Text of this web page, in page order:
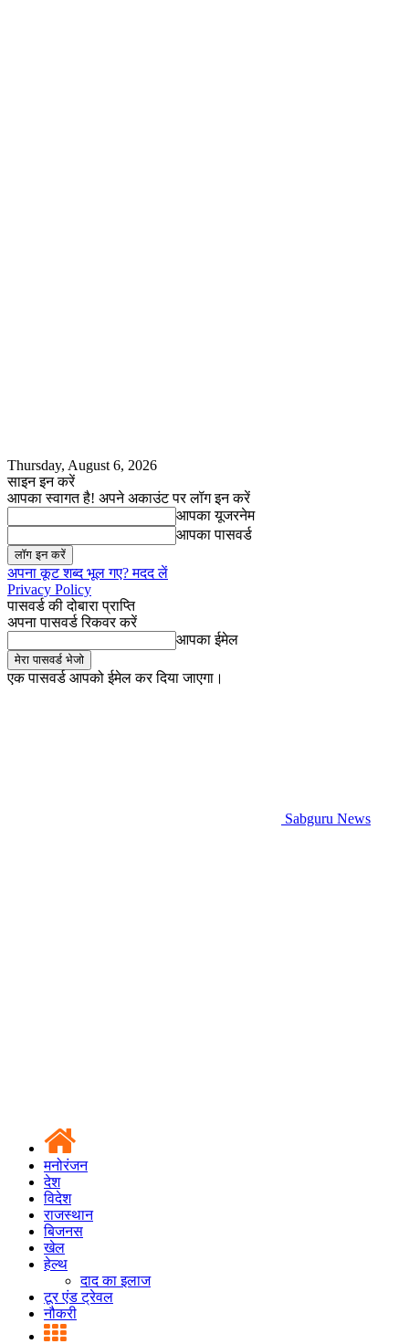
Thursday, August 6, 2026
साइन इन करें
आपका स्वागत है! अपने अकाउंट पर लॉग इन करें
आपका यूजरनेम
आपका पासवर्ड
अपना कूट शब्द भूल गए? मदद लें
Privacy Policy
पासवर्ड की दोबारा प्राप्ति
अपना पासवर्ड रिकवर करें
आपका ईमेल
एक पासवर्ड आपको ईमेल कर दिया जाएगा।
Sabguru News
मनोरंजन
देश
विदेश
राजस्थान
बिजनस
खेल
हेल्थ
दाद का इलाज
टूर एंड ट्रेवल
नौकरी